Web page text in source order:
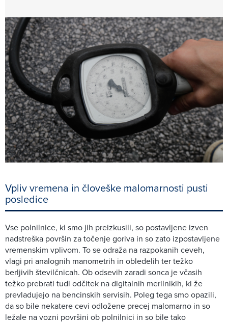
Vpliv vremena in človeške malomarnosti pusti
posledice
Vse polnilnice, ki smo jih preizkusili, so postavljene izven
nadstreška površin za točenje goriva in so zato izpostavljene
vremenskim vplivom. To se odraža na razpokanih ceveh,
vlagi pri analognih manometrih in obledelih ter težko
berljivih številčnicah. Ob odsevih zaradi sonca je včasih
težko prebrati tudi odčitek na digitalnih merilnikih, ki že
prevladujejo na bencinskih servisih. Poleg tega smo opazili,
da so bile nekatere cevi odložene precej malomarno in so
ležale na vozni površini ob polnilnici in so bile tako